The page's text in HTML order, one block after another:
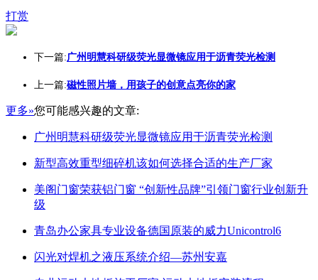
打赏
下一篇:广州明慧科研级荧光显微镜应用于沥青荧光检测
上一篇:磁性照片墙，用孩子的创意点亮你的家
更多»您可能感兴趣的文章:
广州明慧科研级荧光显微镜应用于沥青荧光检测
新型高效重型细碎机该如何选择合适的生产厂家
美阁门窗荣获铝门窗 “创新性品牌”引领门窗行业创新升
级
青岛办公家具专业设备德国原装的威力Unicontrol6
闪光对焊机之液压系统介绍—苏州安嘉